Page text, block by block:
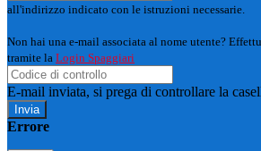
all'indirizzo indicato con le istruzioni necessarie.
Non hai una e-mail associata al nome utente?
tramite la Login Spaggiari
E-mail inviata, si prega di controllare la
Errore